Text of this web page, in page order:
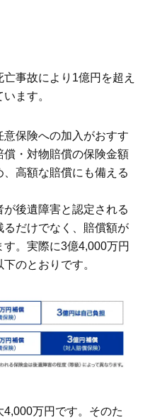
事故により1億円を超え
ます。
保険への加入がおすす
・対物賠償の保険金額
高額な賠償にも備える
後遺障害と認定される
るだけでなく、賠償額が
。実際に3億4,000万円
のとおりです。
万円です。そのた